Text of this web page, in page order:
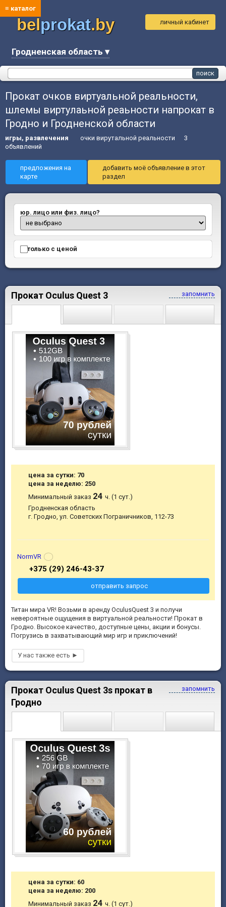
≡ каталог
belprokat.by
Гродненская область ▾
личный кабинет
Прокат очков виртуальной реальности,
шлемы виртулаьной реаьности напрокат в
Гродно и Гродненской области
игры, развлечения очки вирутальной реальности
3
объявлений
предложения на
карте
добавить моё объявление в этот
раздел
юр. лицо или физ. лицо?
только с ценой
запомнить
Прокат Oculus Quest 3
Титан мира VR! Возьми в аренду OculusQuest 3 и получи
невероятные ощущения в виртуальной реальности! Прокат в
Гродно. Высокое качество, доступные цены, акции и бонусы.
Погрузись в захватывающий мир игр и приключений!
цена за сутки: 70
цена за неделю: 250
Минимальный заказ 24ч. (1 сут.)
Гродненская область
г. Гродно, ул. Советских Пограничников, 112-73
NormVR
+375 (29) 246-43-37
отправить запрос
запомнить
Прокат Oculus Quest 3s прокат в
Гродно
цена за сутки: 60
цена за неделю: 200
Минимальный заказ 24ч. (1 сут.)